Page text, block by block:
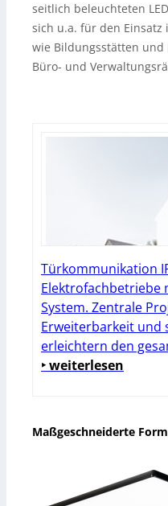
seitlich beleuchteten
sich u.a. für den
wie Bildungsstätten
Büro- und
Türkommunikation
Elektrofachbetriebe
System. Zentrale
Erweiterbarkeit und
erleichtern den
‣ weiterlesen
Maßgeschneiderte